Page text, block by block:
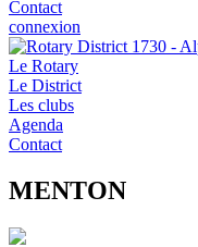
Contact
connexion
Le Rotary
Le District
Les clubs
Agenda
Contact
MENTON